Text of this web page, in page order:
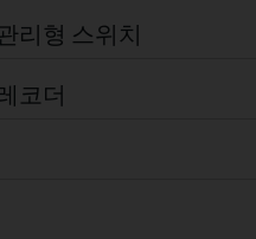
리형 스위치
코더